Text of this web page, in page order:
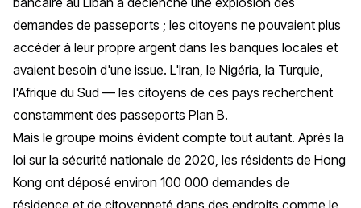
demandes de passeports ; les citoyens ne pouvaient plus
accéder à leur propre argent dans les banques locales et
avaient besoin d'une issue. L'Iran, le Nigéria, la Turquie,
l'Afrique du Sud — les citoyens de ces pays recherchent
constamment des passeports Plan B.
Mais le groupe moins évident compte tout autant. Après la
loi sur la sécurité nationale de 2020, les résidents de Hong
Kong ont déposé environ 100 000 demandes de
résidence et de citoyenneté dans des endroits comme le